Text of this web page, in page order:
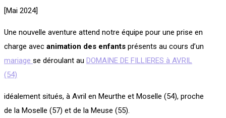
[Mai 2024]
Une nouvelle aventure attend notre équipe pour une prise en
charge avec animation des enfants présents au cours d’un
mariage se déroulant au DOMAINE DE FILLIERES à AVRIL
(54)
idéalement situés, à Avril en Meurthe et Moselle (54), proche
de la Moselle (57) et de la Meuse (55).